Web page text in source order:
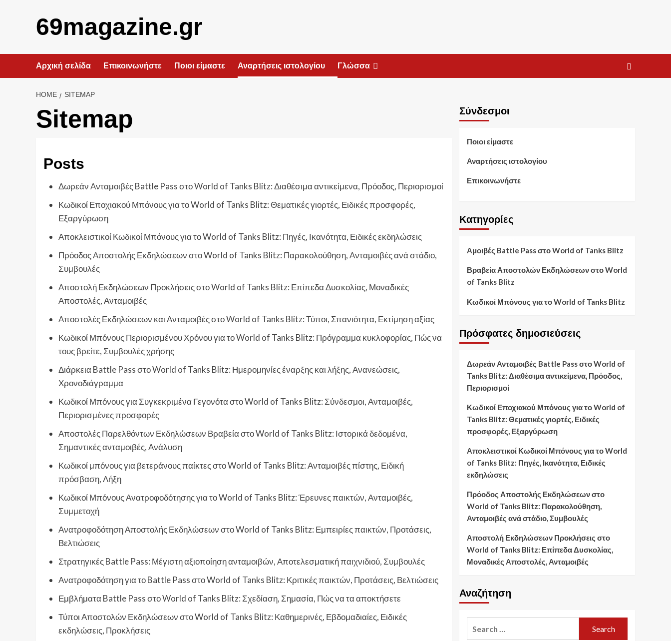
69magazine.gr
Αρχική σελίδα Επικοινωνήστε Ποιοι είμαστε Αναρτήσεις ιστολογίου Γλώσσα
HOME SITEMAP
Sitemap
Posts
Δωρεάν Ανταμοιβές Battle Pass στο World of Tanks Blitz: Διαθέσιμα αντικείμενα, Πρόοδος, Περιορισμοί
Κωδικοί Εποχιακού Μπόνους για το World of Tanks Blitz: Θεματικές γιορτές, Ειδικές προσφορές,
Εξαργύρωση
Αποκλειστικοί Κωδικοί Μπόνους για το World of Tanks Blitz: Πηγές, Ικανότητα, Ειδικές εκδηλώσεις
Πρόοδος Αποστολής Εκδηλώσεων στο World of Tanks Blitz: Παρακολούθηση, Ανταμοιβές ανά στάδιο,
Συμβουλές
Αποστολή Εκδηλώσεων Προκλήσεις στο World of Tanks Blitz: Επίπεδα Δυσκολίας, Μοναδικές
Αποστολές, Ανταμοιβές
Αποστολές Εκδηλώσεων και Ανταμοιβές στο World of Tanks Blitz: Τύποι, Σπανιότητα, Εκτίμηση αξίας
Κωδικοί Μπόνους Περιορισμένου Χρόνου για το World of Tanks Blitz: Πρόγραμμα κυκλοφορίας, Πώς να
τους βρείτε, Συμβουλές χρήσης
Διάρκεια Battle Pass στο World of Tanks Blitz: Ημερομηνίες έναρξης και λήξης, Ανανεώσεις,
Χρονοδιάγραμμα
Κωδικοί Μπόνους για Συγκεκριμένα Γεγονότα στο World of Tanks Blitz: Σύνδεσμοι, Ανταμοιβές,
Περιορισμένες προσφορές
Αποστολές Παρελθόντων Εκδηλώσεων Βραβεία στο World of Tanks Blitz: Ιστορικά δεδομένα,
Σημαντικές ανταμοιβές, Ανάλυση
Κωδικοί μπόνους για βετεράνους παίκτες στο World of Tanks Blitz: Ανταμοιβές πίστης, Ειδική
πρόσβαση, Λήξη
Κωδικοί Μπόνους Ανατροφοδότησης για το World of Tanks Blitz: Έρευνες παικτών, Ανταμοιβές,
Συμμετοχή
Ανατροφοδότηση Αποστολής Εκδηλώσεων στο World of Tanks Blitz: Εμπειρίες παικτών, Προτάσεις,
Βελτιώσεις
Στρατηγικές Battle Pass: Μέγιστη αξιοποίηση ανταμοιβών, Αποτελεσματική παιχνιδιού, Συμβουλές
Ανατροφοδότηση για το Battle Pass στο World of Tanks Blitz: Κριτικές παικτών, Προτάσεις, Βελτιώσεις
Εμβλήματα Battle Pass στο World of Tanks Blitz: Σχεδίαση, Σημασία, Πώς να τα αποκτήσετε
Τύποι Αποστολών Εκδηλώσεων στο World of Tanks Blitz: Καθημερινές, Εβδομαδιαίες, Ειδικές
εκδηλώσεις, Προκλήσεις
Σύνδεσμοι
Ποιοι είμαστε
Αναρτήσεις ιστολογίου
Επικοινωνήστε
Κατηγορίες
Αμοιβές Battle Pass στο World of Tanks Blitz
Βραβεία Αποστολών Εκδηλώσεων στο World
of Tanks Blitz
Κωδικοί Μπόνους για το World of Tanks Blitz
Πρόσφατες δημοσιεύσεις
Δωρεάν Ανταμοιβές Battle Pass στο World of
Tanks Blitz: Διαθέσιμα αντικείμενα, Πρόοδος,
Περιορισμοί
Κωδικοί Εποχιακού Μπόνους για το World of
Tanks Blitz: Θεματικές γιορτές, Ειδικές
προσφορές, Εξαργύρωση
Αποκλειστικοί Κωδικοί Μπόνους για το World
of Tanks Blitz: Πηγές, Ικανότητα, Ειδικές
εκδηλώσεις
Πρόοδος Αποστολής Εκδηλώσεων στο
World of Tanks Blitz: Παρακολούθηση,
Ανταμοιβές ανά στάδιο, Συμβουλές
Αποστολή Εκδηλώσεων Προκλήσεις στο
World of Tanks Blitz: Επίπεδα Δυσκολίας,
Μοναδικές Αποστολές, Ανταμοιβές
Αναζήτηση